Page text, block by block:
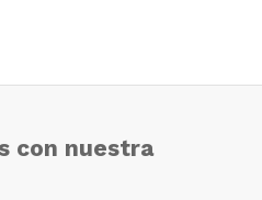
con nuestra